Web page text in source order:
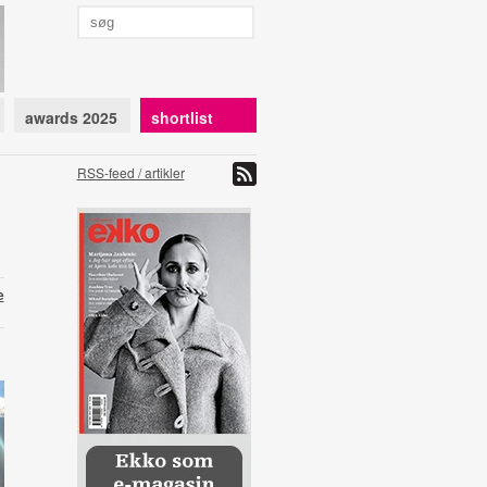
awards 2025 shortlist
RSS-feed / artikler